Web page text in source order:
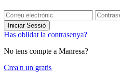
Iniciar Sessió
Has oblidat la contrasenya?
No tens compte a Manresa?
Crea'n un gratis